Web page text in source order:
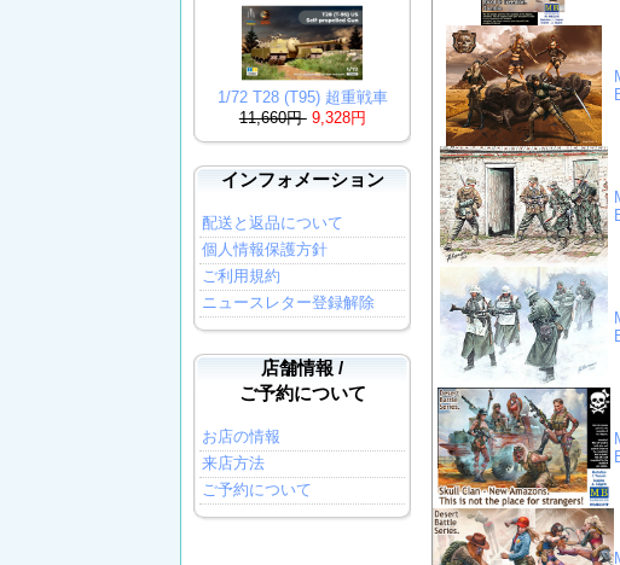
1/72 T28 (T95) 超重戦車
11,660円 9,328円
インフォメーション
配送と返品について
個人情報保護方針
ご利用規約
ニュースレター登録解除
店舗情報 /
ご予約について
お店の情報
来店方法
ご予約について